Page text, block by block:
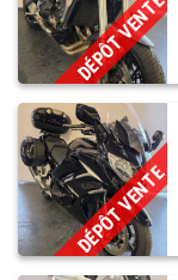
DÉPÔT VENTE
DÉPÔT VENTE